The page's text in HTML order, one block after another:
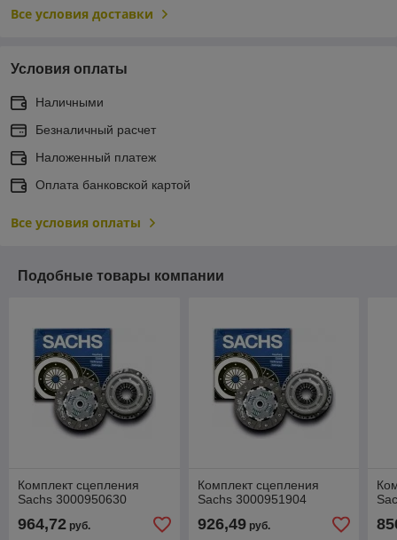
Все условия доставки
Условия оплаты
Наличными
Безналичный расчет
Наложенный платеж
Оплата банковской картой
Все условия оплаты
Подобные товары компании
Комплект сцепления
Sachs 3000950630
964,72 руб.
Комплект сцепления
Sachs 3000951904
926,49руб.